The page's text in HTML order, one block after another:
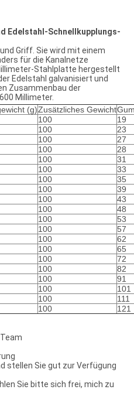
Edelstahl-Schnellkupplungs-
Griff. Sie wird mit einem
für die Kanalnetze
Stahlplatte hergestellt
Edelstahl galvanisiert und
Zusammenbau der
Millimeter.
(g)Zusätzliches Gewicht
100
19
100
23
100
27
100
28
100
31
100
33
100
35
100
39
100
43
100
48
100
53
100
57
100
62
100
65
100
72
100
82
100
91
100
101
100
111
100
121
stellen Sie gut zur Verfügung
Sie bitte sich frei, mich zu